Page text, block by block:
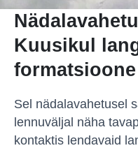
Kuusikul
formatsioone
Sel nädalavahetusel
lennuväljal näha
kontaktis lendavaid